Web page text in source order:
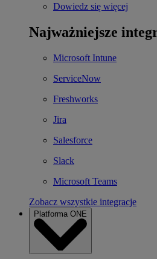
Dowiedz się więcej
Najważniejsze
Microsoft Intune
ServiceNow
Freshworks
Jira
Salesforce
Slack
Microsoft Teams
Zobacz wszystkie integracje
Platforma ONE